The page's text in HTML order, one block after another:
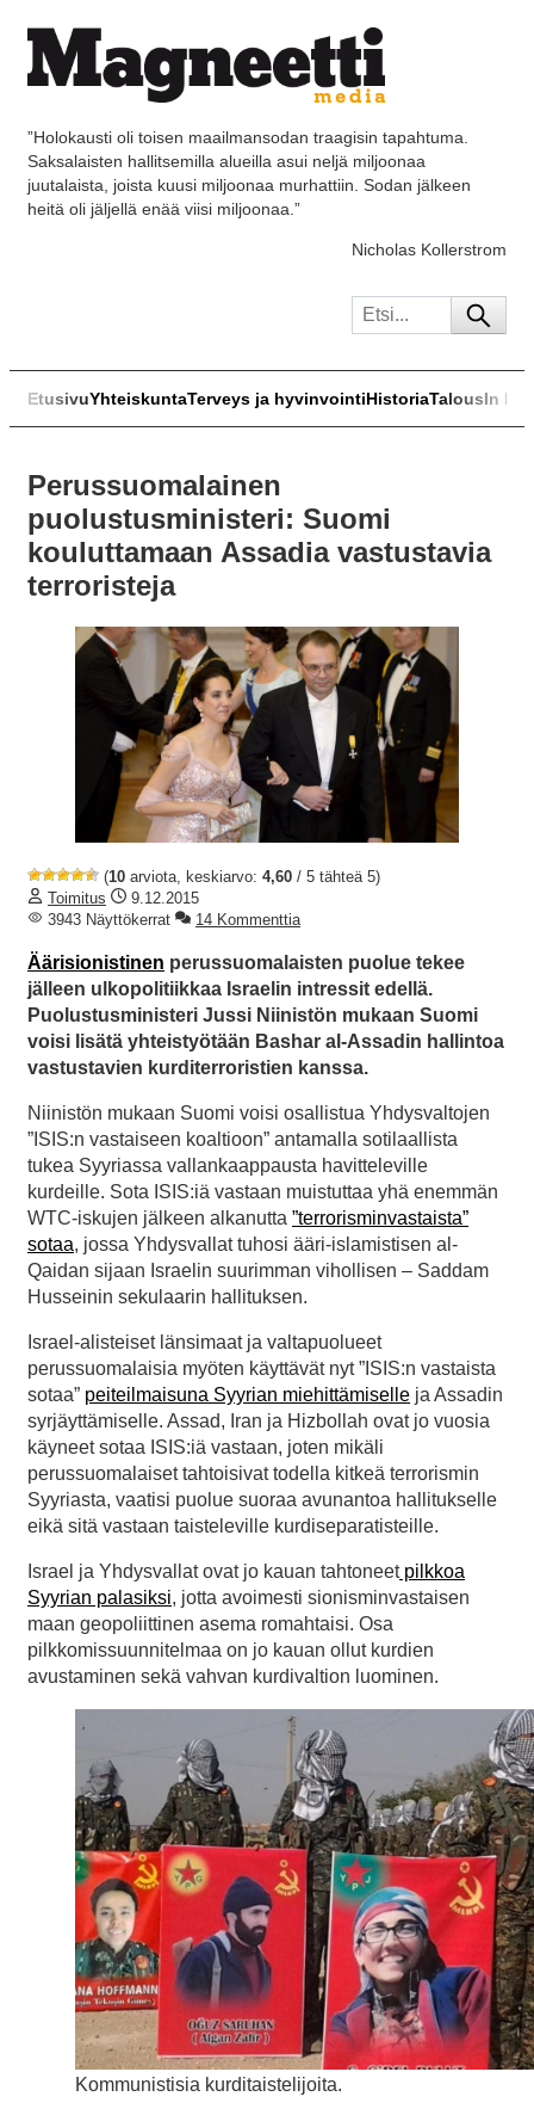
”Holokausti oli toisen maailmansodan traagisin tapahtuma.
Saksalaisten hallitsemilla alueilla asui neljä miljoonaa
juutalaista, joista kuusi miljoonaa murhattiin. Sodan jälkeen
heitä oli jäljellä enää viisi miljoonaa.”
Nicholas Kollerstrom
EtusivuYhteiskuntaTerveys ja hyvinvointiHistoriaTalousIn
Perussuomalainen
puolustusministeri: Suomi
kouluttamaan Assadia vastustavia
terroristeja
(10 arviota, keskiarvo: 4,60 / 5 tähteä 5)
Toimitus
9.12.2015
3943 Näyttökerrat
14 Kommenttia
Äärisionistinen perussuomalaisten puolue tekee
jälleen ulkopolitiikkaa Israelin intressit edellä.
Puolustusministeri Jussi Niinistön mukaan Suomi
voisi lisätä yhteistyötään Bashar al-Assadin hallintoa
vastustavien kurditerroristien kanssa.
Niinistön mukaan Suomi voisi osallistua Yhdysvaltojen
”ISIS:n vastaiseen koaltioon” antamalla sotilaallista
tukea Syyriassa vallankaappausta havitteleville
kurdeille. Sota ISIS:iä vastaan muistuttaa yhä enemmän
WTC-iskujen jälkeen alkanutta ”terrorisminvastaista”
sotaa, jossa Yhdysvallat tuhosi ääri-islamistisen al-
Qaidan sijaan Israelin suurimman vihollisen – Saddam
Husseinin sekulaarin hallituksen.
Israel-alisteiset länsimaat ja valtapuolueet
perussuomalaisia myöten käyttävät nyt ”ISIS:n vastaista
sotaa” peiteilmaisuna Syyrian miehittämiselle ja Assadin
syrjäyttämiselle. Assad, Iran ja Hizbollah ovat jo vuosia
käyneet sotaa ISIS:iä vastaan, joten mikäli
perussuomalaiset tahtoisivat todella kitkeä terrorismin
Syyriasta, vaatisi puolue suoraa avunantoa hallitukselle
eikä sitä vastaan taisteleville kurdiseparatisteille.
Israel ja Yhdysvallat ovat jo kauan tahtoneetpilkkoa
Syyrian palasiksi, jotta avoimesti sionisminvastaisen
maan geopoliittinen asema romahtaisi. Osa
pilkkomissuunnitelmaa on jo kauan ollut kurdien
avustaminen sekä vahvan kurdivaltion luominen.
Kommunistisia kurditaistelijoita.